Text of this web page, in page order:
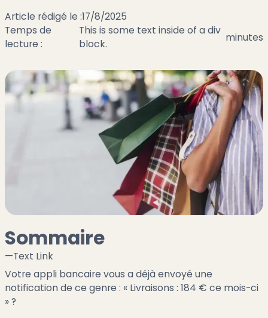
Article rédigé le :17/8/2025
Temps de
lecture :
This is some text inside of a div
block.
minutes
Sommaire
—Text Link
Votre appli bancaire vous a déjà envoyé une
notification de ce genre : « Livraisons : 184 € ce mois-ci
» ?